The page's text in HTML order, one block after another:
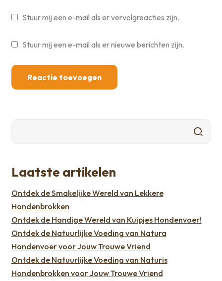
Stuur mij een e-mail als er vervolgreacties zijn.
Stuur mij een e-mail als er nieuwe berichten zijn.
Laatste artikelen
Ontdek de Smakelijke Wereld van Lekkere
Hondenbrokken
Ontdek de Handige Wereld van Kuipjes Hondenvoer!
Ontdek de Natuurlijke Voeding van Natura
Hondenvoer voor Jouw Trouwe Vriend
Ontdek de Natuurlijke Voeding van Naturis
Hondenbrokken voor Jouw Trouwe Vriend